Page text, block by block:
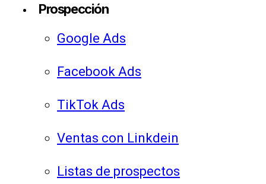
Prospección
Google Ads
Facebook Ads
TikTok Ads
Ventas con Linkdein
Listas de prospectos